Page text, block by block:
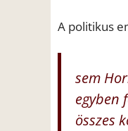
A politikus
sem
egyben
összes